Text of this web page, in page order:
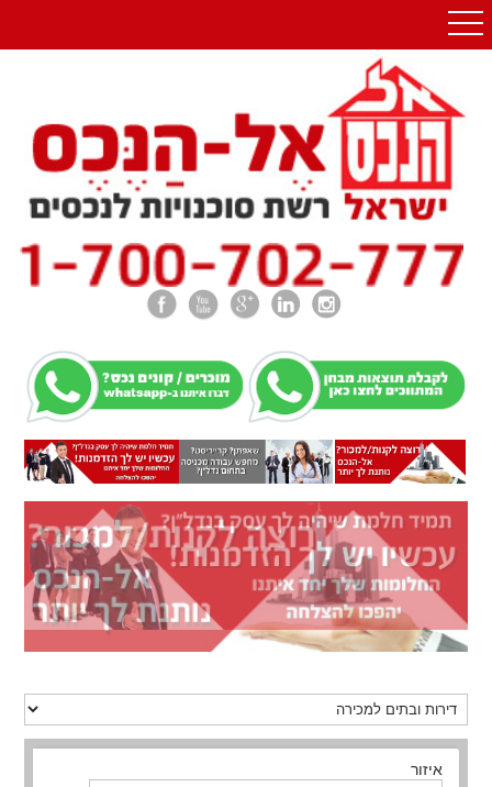
איזור